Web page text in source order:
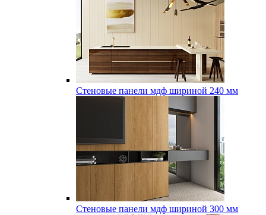
Стеновые панели мдф шириной 240 мм
Стеновые панели мдф шириной 300 мм